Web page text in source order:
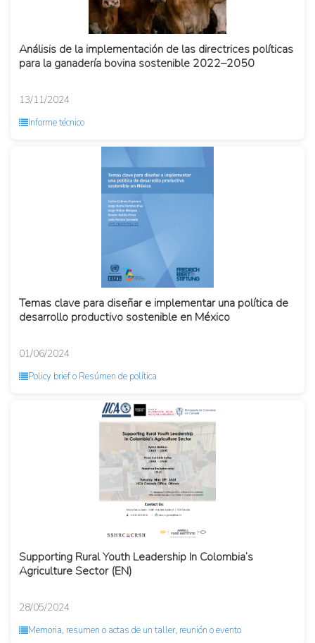
Análisis de la implementación de las directrices políticas
para la ganadería bovina sostenible 2022–2050
13/11/2024
Informe técnico
Temas clave para diseñar e implementar una política de
desarrollo productivo sostenible en México
01/06/2024
Policy brief o Resúmen de política
Supporting Rural Youth Leadership In Colombia’s
Agriculture Sector (EN)
28/05/2024
Memoria, resumen o actas de un taller, reunión o evento